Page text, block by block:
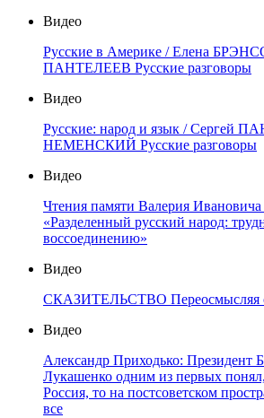
Видео
Русские в Америке / Елена
ПАНТЕЛЕЕВ Русские разговоры
Видео
Русские: народ и язык / Сергей
НЕМЕНСКИЙ Русские разговоры
Видео
Чтения памяти Валерия
«Разделенный русский народ:
воссоединению»
Видео
СКАЗИТЕЛЬСТВО Переосмысляя
Видео
Александр Приходько: Президент
Лукашенко одним из первых
Россия, то на постсоветском
все